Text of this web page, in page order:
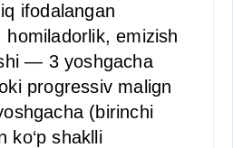
ifodalangan
homiladorlik, emizish
— 3 yoshgacha
progressiv malign
(birinchi
ko‘p shaklli